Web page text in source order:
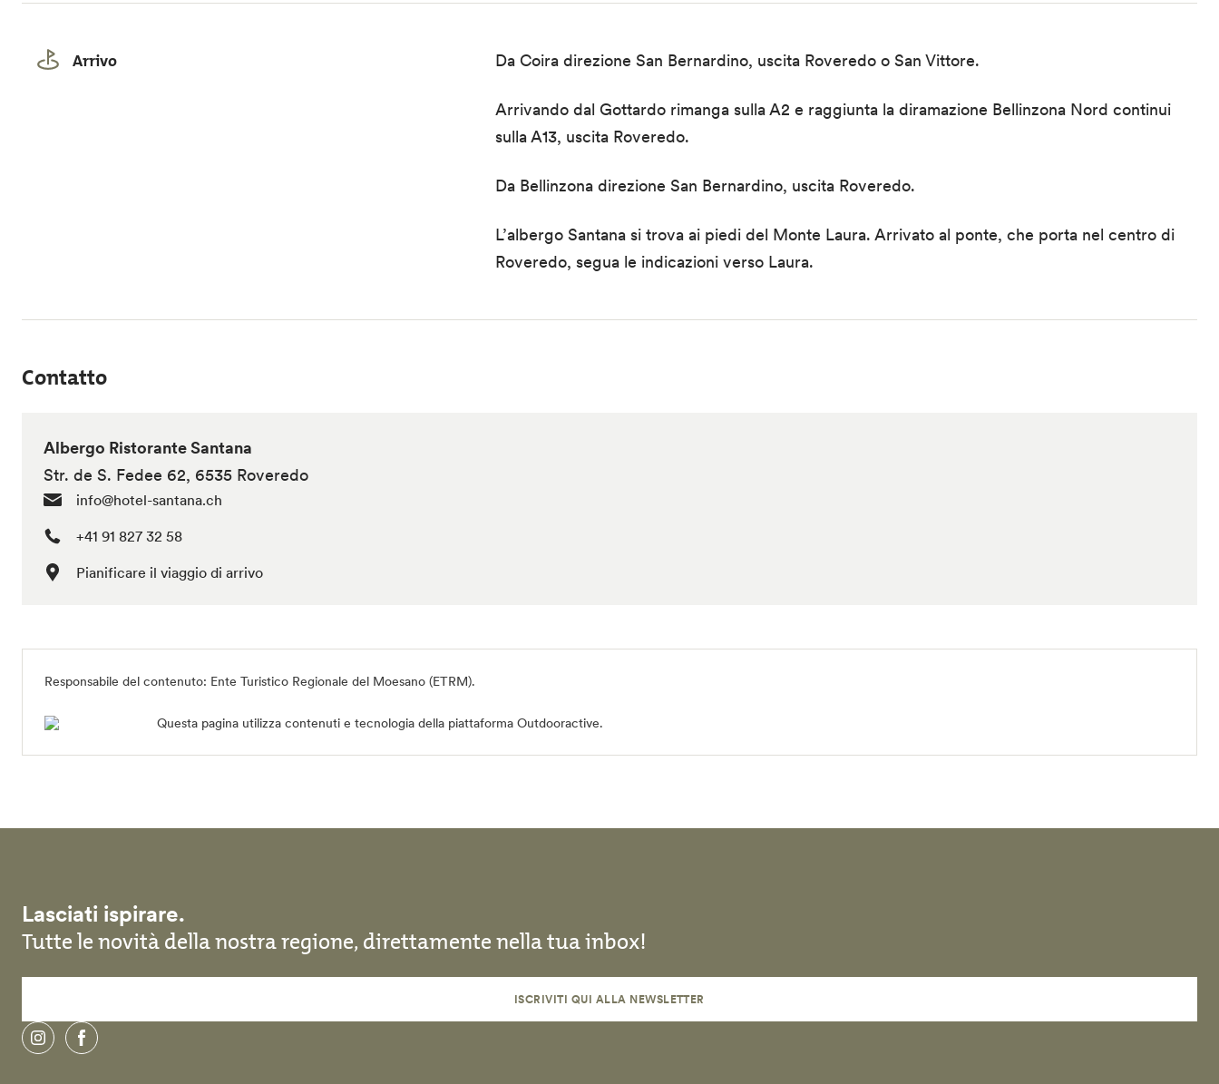
Arrivo Da Coira direzione San Bernardino, uscita Roveredo o San Vittore.
Arrivando dal Gottardo rimanga sulla A2 e raggiunta la diramazione Bellinzona Nord continui
sulla A13, uscita Roveredo.
Da Bellinzona direzione San Bernardino, uscita Roveredo.
L’albergo Santana si trova ai piedi del Monte Laura. Arrivato al ponte, che porta nel centro di
Roveredo, segua le indicazioni verso Laura.
Contatto
Albergo Ristorante Santana
Str. de S. Fedee 62, 6535 Roveredo
info@hotel-santana.ch
+41 91 827 32 58
Pianificare il viaggio di arrivo
Responsabile del contenuto: Ente Turistico Regionale del Moesano (ETRM).
Questa pagina utilizza contenuti e tecnologia della piattaforma Outdooractive.
Lasciati ispirare.
Tutte le novità della nostra regione, direttamente nella tua inbox!
ISCRIVITI QUI ALLA NEWSLETTER
instagramfacebook